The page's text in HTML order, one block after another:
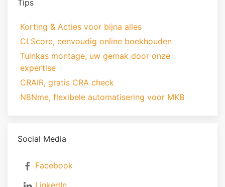
Tips
Korting & Acties voor bijna alles
CLScore, eenvoudig online boekhouden
Tuinkas montage, uw gemak door onze
expertise
CRAIR, gratis CRA check
N8Nme, flexibele automatisering voor MKB
Social Media
Facebook